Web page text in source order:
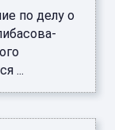
по делу о
...